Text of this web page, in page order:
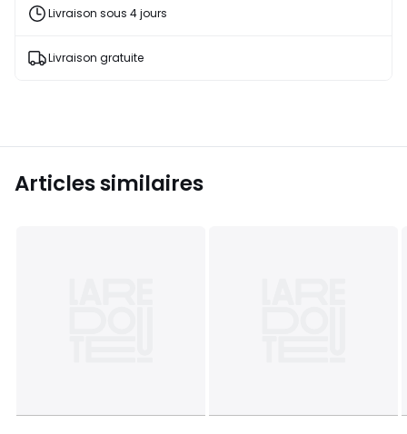
Livraison sous 4 jours
Livraison gratuite
Articles similaires